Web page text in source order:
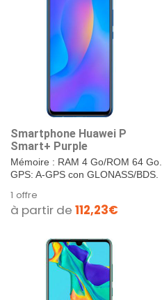
Smartphone Huawei P
Smart+ Purple
Mémoire : RAM 4 Go/ROM 64 Go.
GPS: A-GPS con GLONASS/BDS.
Nano-SIM...
1 offre
à partir de 112,23€